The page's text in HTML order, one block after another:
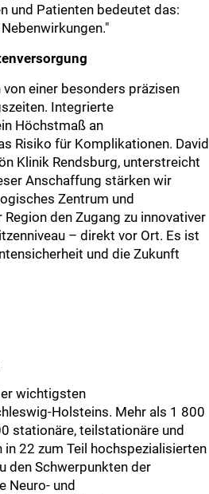
und Patienten bedeutet das:
einer besonders präzisen
Integrierte
Höchstmaß an
Risiko für Komplikationen. David
Klinik Rendsburg, unterstreicht
Anschaffung stärken wir
Zentrum und
den Zugang zu innovativer
– direkt vor Ort. Es ist
und die Zukunft
wichtigsten
Holsteins. Mehr als 1 800
stationäre, teilstationäre und
22 zum Teil hochspezialisierten
den Schwerpunkten der
Neuro- und